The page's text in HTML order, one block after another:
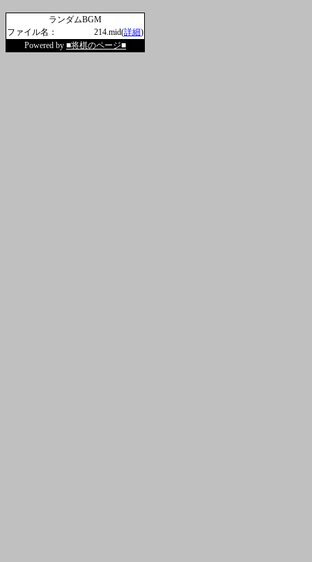
ランダムBGM
ファイル名：
214.mid(詳細)
Powered by ■将棋のページ■